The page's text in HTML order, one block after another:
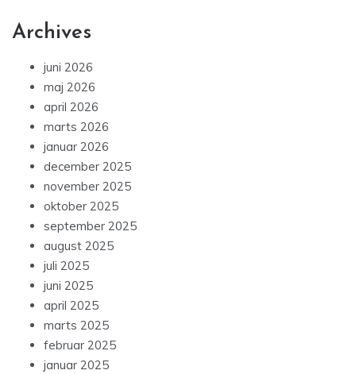
Archives
juni 2026
maj 2026
april 2026
marts 2026
januar 2026
december 2025
november 2025
oktober 2025
september 2025
august 2025
juli 2025
juni 2025
april 2025
marts 2025
februar 2025
januar 2025